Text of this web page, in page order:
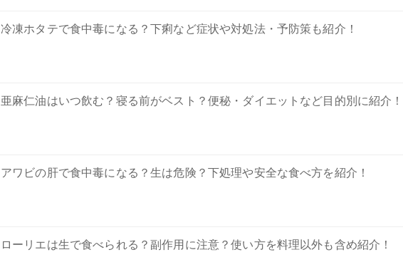
冷凍ホタテで食中毒になる？下痢など症状や対処法・予防策も紹介！
亜麻仁油はいつ飲む？寝る前がベスト？便秘・ダイエットなど目的別に紹介！
アワビの肝で食中毒になる？生は危険？下処理や安全な食べ方を紹介！
ローリエは生で食べられる？副作用に注意？使い方を料理以外も含め紹介！